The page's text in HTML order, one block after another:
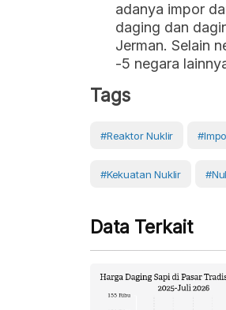
adanya impor
daging dan
Jerman. Selain
-5 negara
Tags
#Reaktor Nuklir
#Kekuatan Nuklir
Data Terkait